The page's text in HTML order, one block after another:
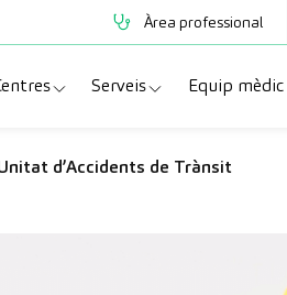
Àrea professional
Clínica CreuBlanca
Serveis
Especialitats
Equip mèdic
d’Accidents de Trànsit